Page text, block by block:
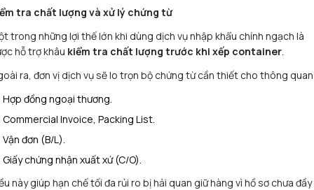
tra chất lượng và xử lý chứng từ
trong những lợi thế lớn khi dùng dịch vụ nhập khẩu chính ngạch là
hỗ trợ khâu kiểm tra chất lượng trước khi xếp container.
ra, đơn vị dịch vụ sẽ lo trọn bộ chứng từ cần thiết cho thông
Hợp đồng ngoại thương.
Commercial Invoice, Packing List.
Vận đơn (B/L).
Giấy chứng nhận xuất xứ (C/O).
này giúp hạn chế tối đa rủi ro bị hải quan giữ hàng vì hồ sơ chưa đầy